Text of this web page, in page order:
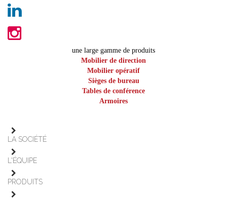
une large gamme de produits
Mobilier de direction
Mobilier opératif
Sièges de bureau
Tables de conférence
Armoires
LA SOCIÉTÉ
L'ÉQUIPE
PRODUITS